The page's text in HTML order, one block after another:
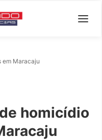
em Maracaju
homicídio